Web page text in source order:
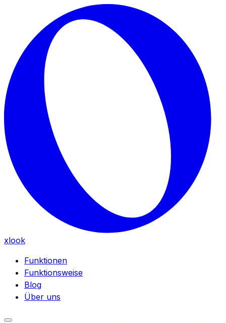
Skip to main content
xlook
Funktionen
Funktionsweise
Blog
Über uns